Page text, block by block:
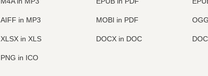
AIFF in MP3 MOBI in PDF
XLSX in XLS DOCX in DOC
PNG in ICO